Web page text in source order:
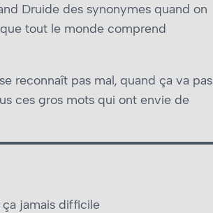
Druide des synonymes quand on
tout le monde comprend
reconnaît pas mal, quand ça va pas
ces gros mots qui ont envie de
ça jamais difficile